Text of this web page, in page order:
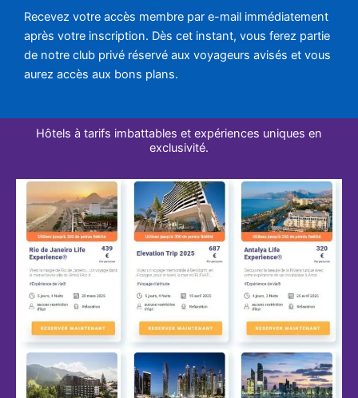
Recevez votre accès membre par e-mail immédiatement
après votre inscription. Dès cet instant, vous ferez partie
de notre club privé réservé aux voyageurs avisés et vous
aurez accès aux bons plans.
Hôtels à tarifs imbattables et expériences uniques en
exclusivité.